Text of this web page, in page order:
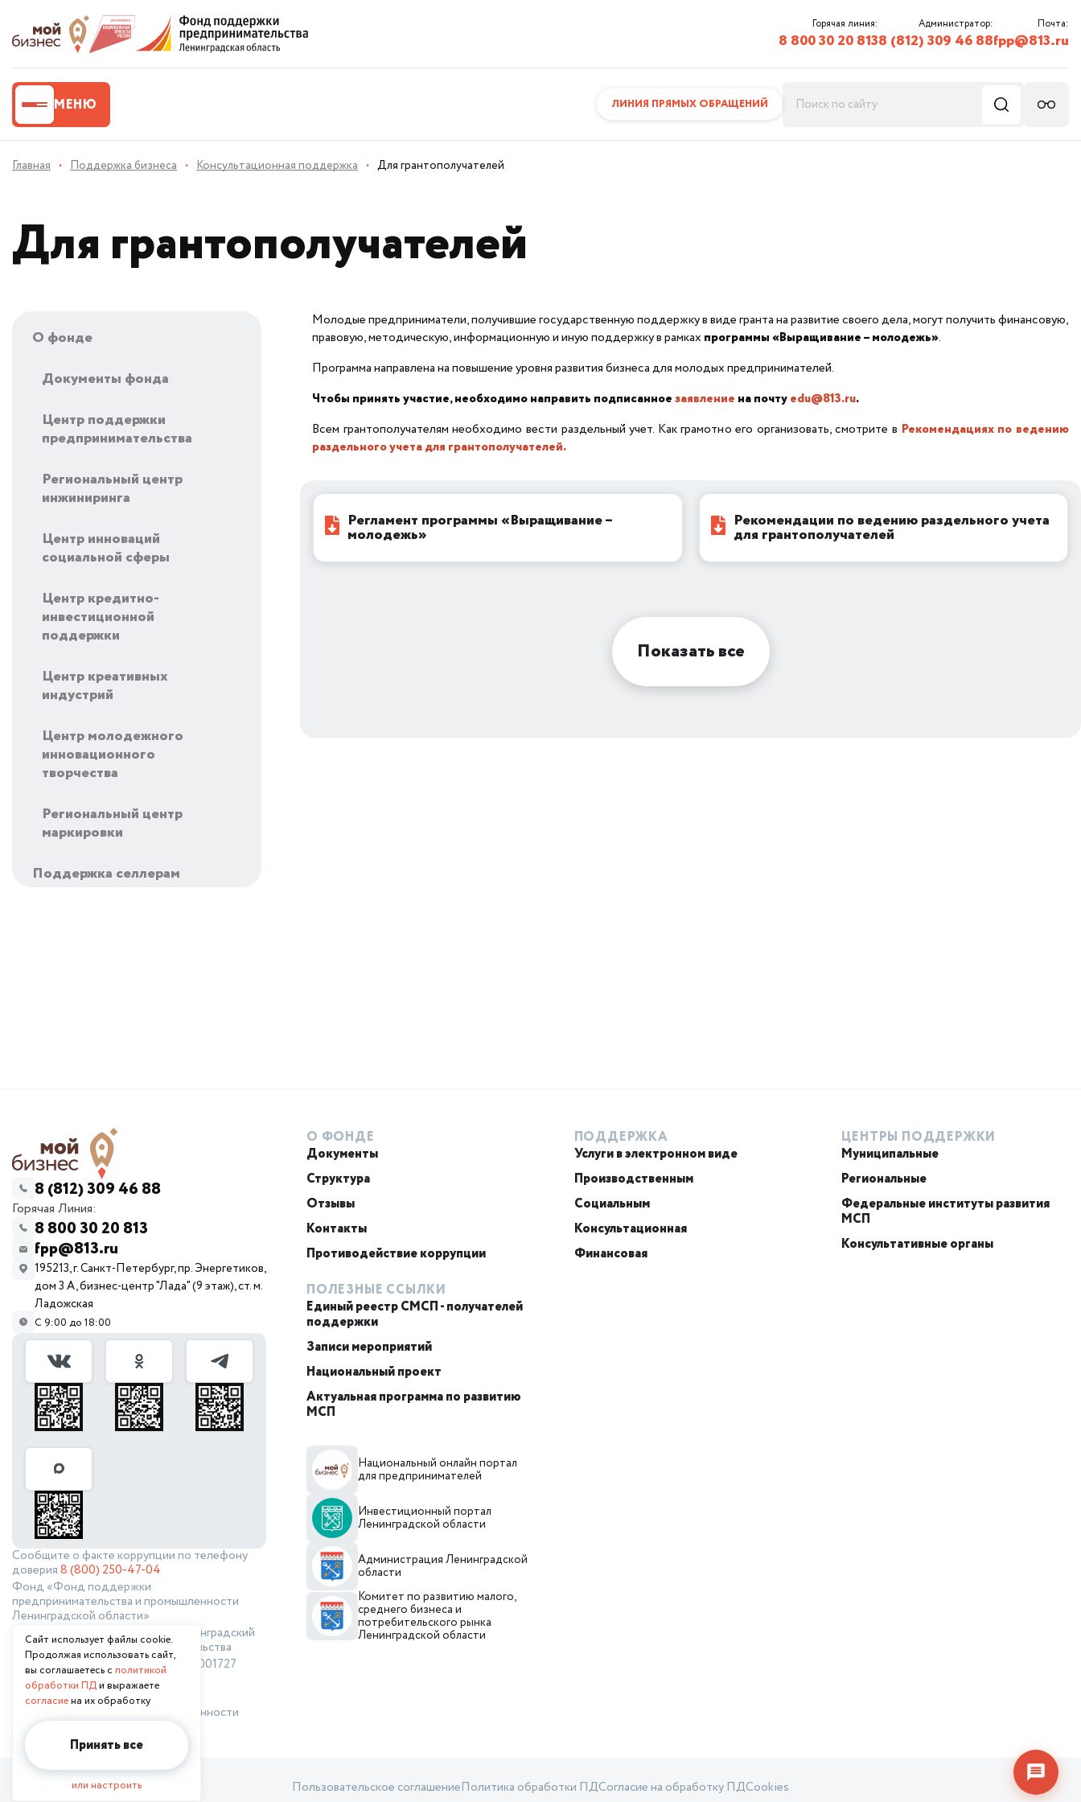
Горячая линия:
8 800 30 20 813
Администратор:
8 (812) 309 46 88
Почта:
fpp@813.ru
МЕНЮ ЛИНИЯ ПРЯМЫХ ОБРАЩЕНИЙ
Главная · Поддержка бизнеса · Консультационная поддержка · Для грантополучателей
Для грантополучателей
О фонде
Документы фонда
Центр поддержки
предпринимательства
Региональный центр
инжиниринга
Центр инноваций
социальной сферы
Центр кредитно-
инвестиционной
поддержки
Центр креативных
индустрий
Центр молодежного
инновационного
творчества
Региональный центр
маркировки
Поддержка селлерам
Федеральная финансовая
поддержка
Соцконтракт
Региональный ФРП
Консультационная
поддержка
Для всех категорий
предпринимателей, в т.ч.
для физических лиц
Для грантополучателей
Самозанятым
Предпринимателям более
1 года
Начинающим
предпринимателям
Для грантополучателей в
сфере креативной
индустрии
Участникам СВО
Бизнес-акселерация
Молодые предприниматели, получившие государственную поддержку в виде гранта на развитие своего дела, могут получить финансовую,
правовую, методическую, информационную и иную поддержку в рамках программы «Выращивание – молодежь».
Программа направлена на повышение уровня развития бизнеса для молодых предпринимателей.
Чтобы принять участие, необходимо направить подписанноезаявление на почтуedu@813.ru.
Всем грантополучателям необходимо вести раздельный учет. Как грамотно его организовать, смотрите в Рекомендациях по ведению
раздельного учета для грантополучателей.
Регламент программы «Выращивание –
молодежь»
Рекомендации по ведению раздельного учета
для грантополучателей
Показать все
8 (812) 309 46 88
Горячая Линия:
8 800 30 20 813
fpp@813.ru
195213, г. Санкт-Петербург, пр. Энергетиков,
дом 3 А, бизнес-центр "Лада" (9 этаж), ст. м.
Ладожская
С 9:00 до 18:00
Сообщите о факте коррупции по телефону
доверия8 (800) 250-47-04
Фонд «Фонд поддержки
предпринимательства и промышленности
Ленинградской области»
Сокращенное наименование: Ленинградский
фонд поддержки предпринимательства
ИНН 4704104363, ОГРН 1184700001727
Сайт ФНС
© 2026 Фонд поддержки
предпринимательства и промышленности
О ФОНДЕ
Документы
Структура
Отзывы
Контакты
Противодействие коррупции
ПОДДЕРЖКА
Услуги в электронном виде
Производственным
Социальным
Консультационная
Финансовая
ЦЕНТРЫ ПОДДЕРЖКИ
Муниципальные
Региональные
Федеральные институты развития
МСП
Консультативные органы
ПОЛЕЗНЫЕ ССЫЛКИ
Единый реестр СМСП - получателей
поддержки
Записи мероприятий
Национальный проект
Актуальная программа по развитию
МСП
Национальный онлайн портал
для предпринимателей
Инвестиционный портал
Ленинградской области
Администрация Ленинградской
области
Комитет по развитию малого,
среднего бизнеса и
потребительского рынка
Ленинградской области
Пользовательское соглашениеПолитика обработки ПДСогласие на обработку ПДCookies
Сайт использует файлы cookie.
Продолжая использовать сайт,
вы соглашаетесь с политикой
обработки ПДи выражаете
согласиена их обработку
Принять все
или настроить